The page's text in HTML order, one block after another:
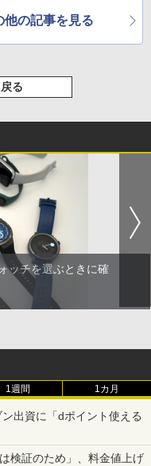
他の記事を見る
る
ッチを選ぶときに確
1週間 1カ月
出資に「dポイント使える
検証のため」、料金値上げ